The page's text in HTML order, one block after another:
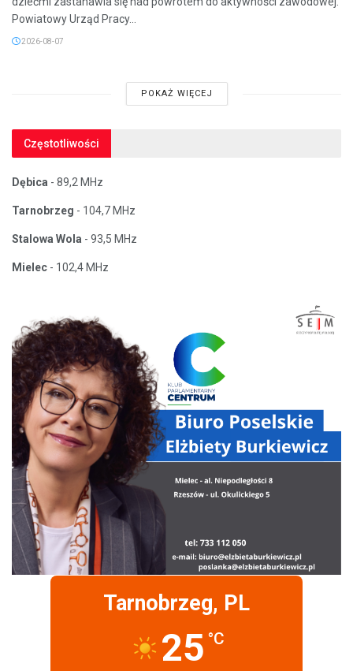
Powiatowy Urząd Pracy...
2026-08-07
POKAŻ WIĘCEJ
Częstotliwości
Dębica - 89,2 MHz
Tarnobrzeg - 104,7 MHz
Stalowa Wola - 93,5 MHz
Mielec - 102,4 MHz
Tarnobrzeg, PL
25 °C